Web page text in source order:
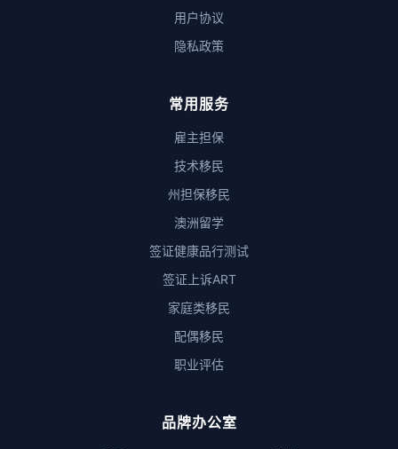
用户协议
隐私政策
常用服务
雇主担保
技术移民
州担保移民
澳洲留学
签证健康品行测试
签证上诉ART
家庭类移民
配偶移民
职业评估
品牌办公室